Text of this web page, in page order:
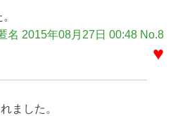
名 2015年08月27日 00:48 No.8
♥
ました。